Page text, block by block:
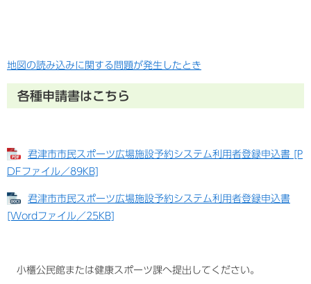
地図の読み込みに関する問題が発生したとき
各種申請書はこちら
君津市市民スポーツ広場施設予約システム利用者登録申込書 [P
DFファイル／89KB]
君津市市民スポーツ広場施設予約システム利用者登録申込書
[Wordファイル／25KB]
小櫃公民館または健康スポーツ課へ提出してください。